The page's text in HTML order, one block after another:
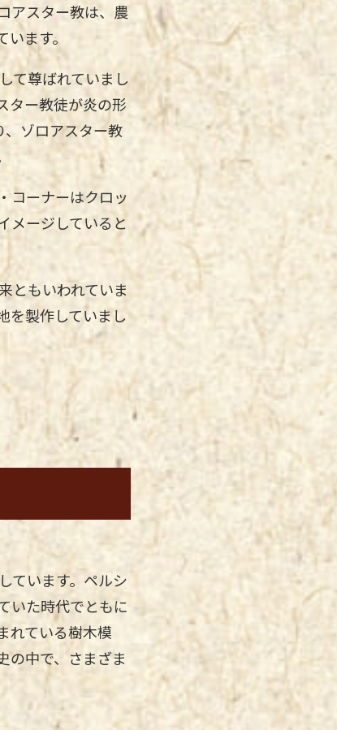
アスター教は、農
ます。
て尊ばれていまし
ター教徒が炎の形
、ゾロアスター教
コーナーはクロッ
メージしていると
ともいわれていま
を製作していまし
ています。ペルシ
いた時代でともに
れている樹木模
の中で、さまざま